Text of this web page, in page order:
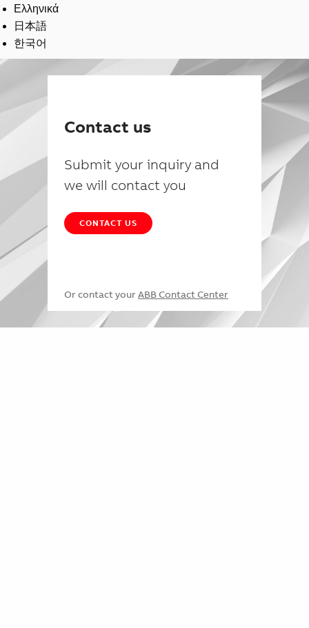
Ελληνικά
日本語
한국어
Contact us
Submit your inquiry and
we will contact you
CONTACT US
Or contact your ABB Contact Center